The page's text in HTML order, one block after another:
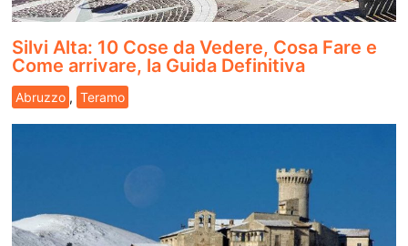
Silvi Alta: 10 Cose da Vedere, Cosa Fare e
Come arrivare, la Guida Definitiva
Abruzzo , Teramo